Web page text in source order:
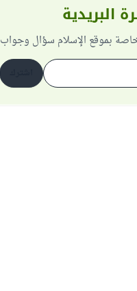
البريدية
بموقع الإسلام سؤال وجواب